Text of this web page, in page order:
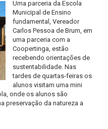
Uma parceria da Escola
Municipal de Ensino
fundamental, Vereador
Carlos Pessoa de Brum, em
uma parceria com a
Coopertinga, estão
recebendo orientações de
sustentabilidade. Nas
tardes de quartas-feiras os
alunos visitam uma mini
onde os alunos são
preservação da natureza a